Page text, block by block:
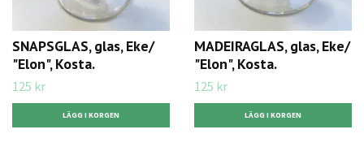
SNAPSGLAS, glas, Eke/
"Elon", Kosta.
125 kr
MADEIRAGLAS, glas, Eke/
"Elon", Kosta.
125 kr